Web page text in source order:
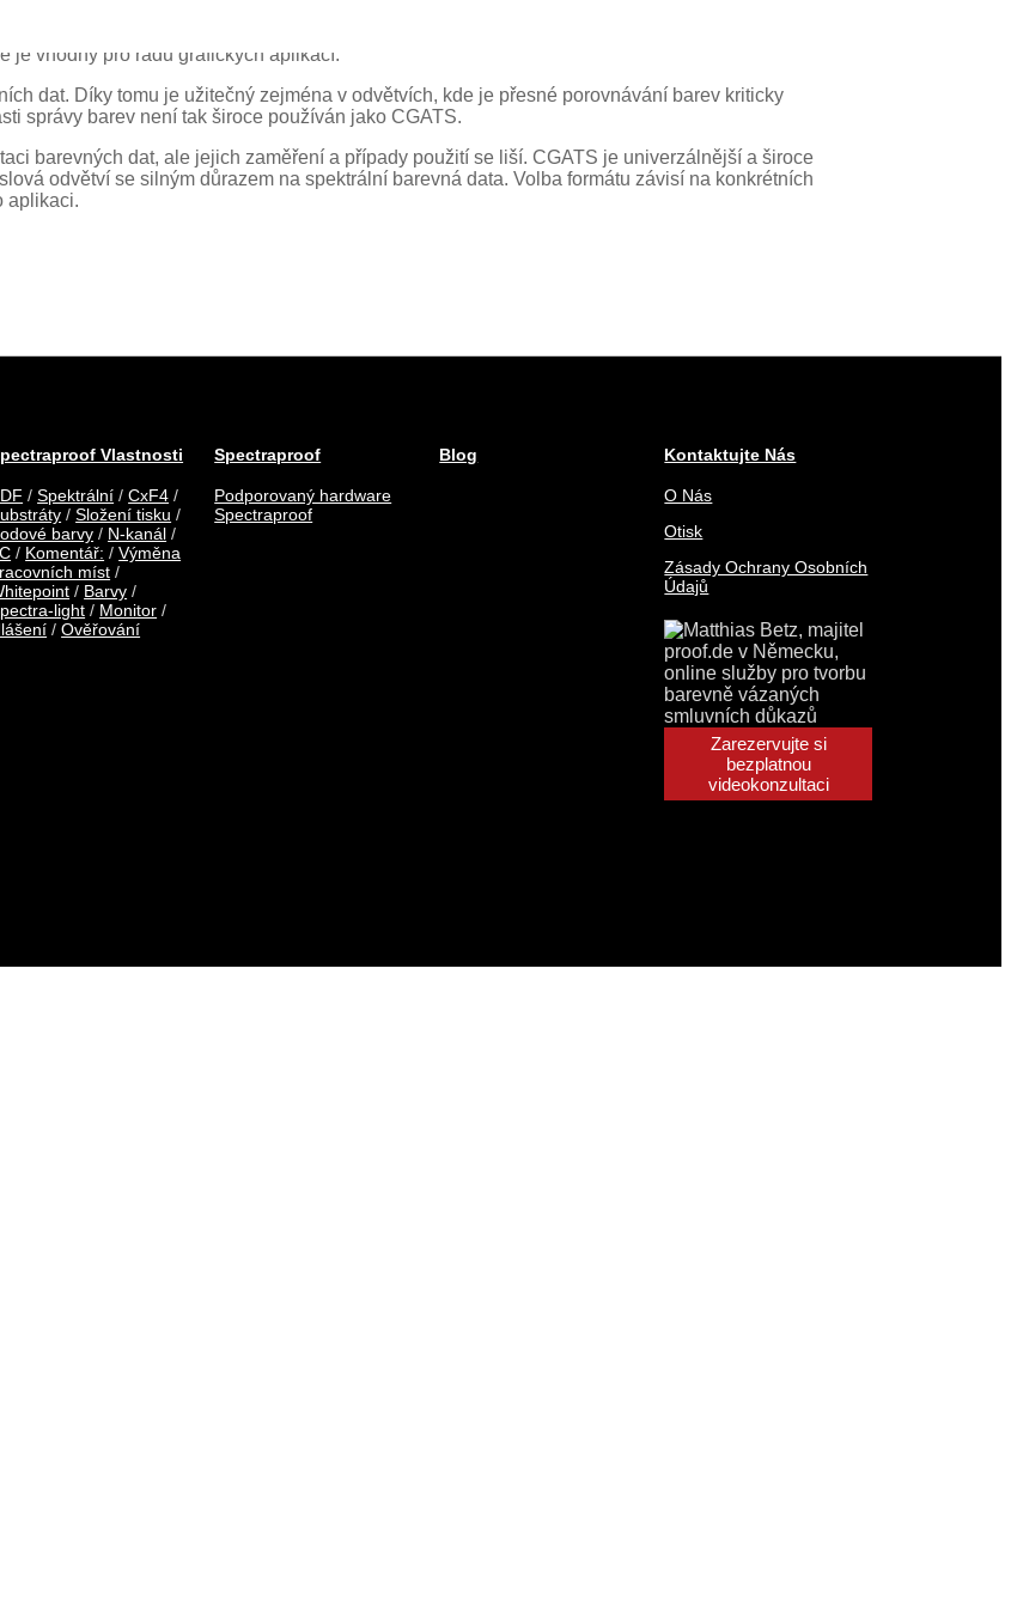
úloh správy barev, včetně charakterizace zařízení, porovnávání barev a nátisků. Může
je vhodný pro řadu grafických aplikací.
dat. Díky tomu je užitečný zejména v odvětvích, kde je přesné porovnávání barev kriticky
správy barev není tak široce používán jako CGATS.
barevných dat, ale jejich zaměření a případy použití se liší. CGATS je univerzálnější a široce
odvětví se silným důrazem na spektrální barevná data. Volba formátu závisí na konkrétních
aplikaci.
Vlastnosti
/Spektrální /CxF4 /
/Složení tisku /
barvy / N-kanál /
/ Komentář: /Výměna
míst /
/ Barvy /
light / Monitor /
/Ověřování
Spectraproof
Podporovaný hardware
Spectraproof
Blog Kontaktujte Nás
O Nás
Otisk
Zásady Ochrany Osobních
Údajů
Zarezervujte si
bezplatnou
videokonzultaci